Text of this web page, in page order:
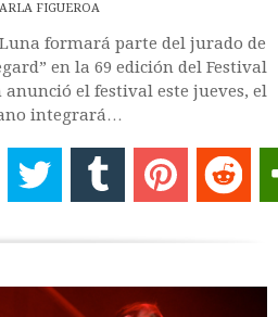
FIGUEROA
formará parte del jurado de
en la 69 edición del Festival
anunció el festival este jueves, el
integrará…